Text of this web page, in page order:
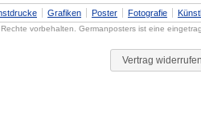
Grafiken Poster Fotografie
vorbehalten. Germanposters ist eine
Vertrag